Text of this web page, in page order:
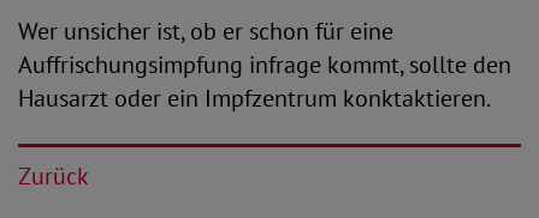
Wer unsicher ist, ob er schon für eine
Auffrischungsimpfung infrage kommt, sollte den
Hausarzt oder ein Impfzentrum konktaktieren.
Zurück